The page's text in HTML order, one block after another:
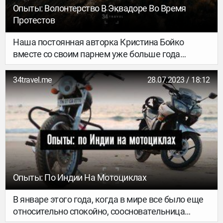
Опыты: Волонтерство В Эквадоре Во Время
Протестов
Наша постоянная авторка Кристина Бойко
вместе со своим парнем уже больше года
путешествует и волонтерит в Латинской
Америке. В новом выпуске рассказов об их
приключениях – опыт волонтерства учителями
английского и актерами в Эквадоре, где как раз
в то время случились протесты.
34travel.me 28.07.2023 / 18:12
Опыты: По Индии На Мотоциклах
В январе этого года, когда в мире все было еще
относительно спокойно, соосновательница